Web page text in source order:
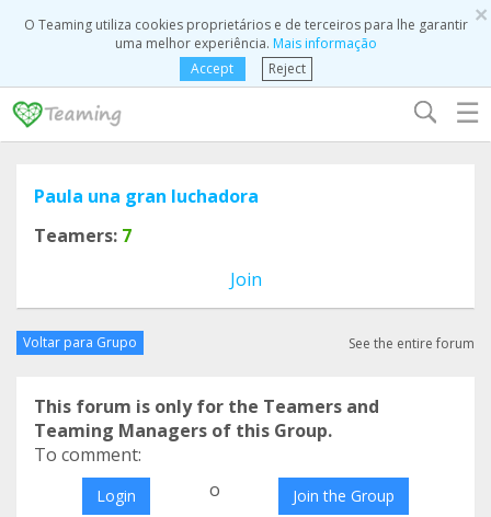
×
O Teaming utiliza cookies proprietários e de terceiros para lhe garantir
uma melhor experiência. Mais informação
Accept
Reject
☰
Paula una gran luchadora
Teamers: 7
Join
Voltar para Grupo See the entire forum
This forum is only for the Teamers and
Teaming Managers of this Group.
To comment:
Login o Join the Group